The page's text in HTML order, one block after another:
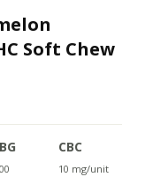
Soft Chew
CBC
10 mg/unit